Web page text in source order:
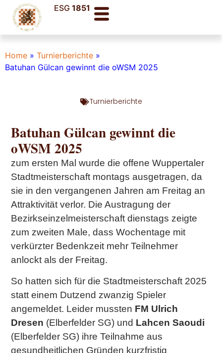
ESG1851
Home » Turnierberichte »
Batuhan Gülcan gewinnt die oWSM 2025
Turnierberichte
Batuhan Gülcan gewinnt die
oWSM 2025
zum ersten Mal wurde die offene Wuppertaler
Stadtmeisterschaft montags ausgetragen, da
sie in den vergangenen Jahren am Freitag an
Attraktivität verlor. Die Austragung der
Bezirkseinzelmeisterschaft dienstags zeigte
zum zweiten Male, dass Wochentage mit
verkürzter Bedenkzeit mehr Teilnehmer
anlockt als der Freitag.
So hatten sich für die Stadtmeisterschaft 2025
statt einem Dutzend zwanzig Spieler
angemeldet. Leider mussten FM Ulrich
Dresen (Elberfelder SG) und Lahcen Saoudi
(Elberfelder SG) ihre Teilnahme aus
gesundheitlichen Gründen kurzfristig